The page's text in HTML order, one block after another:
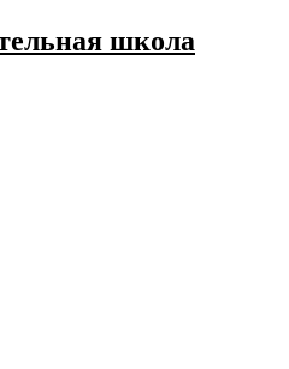
школа